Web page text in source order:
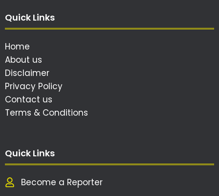
Quick Links
Home
About us
Disclaimer
Privacy Policy
Contact us
Terms & Conditions
Quick Links
Become a Reporter